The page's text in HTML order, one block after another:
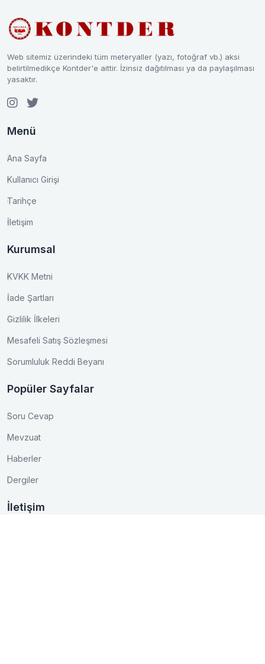
Web sitemiz üzerindeki tüm meteryaller (yazı, fotoğraf vb.) aksi
belirtilmedikçe Kontder'e aittir. İzinsiz dağıtılması ya da paylaşılması
yasaktır.
Menü
Ana Sayfa
Kullanıcı Girişi
Tarihçe
İletişim
Kurumsal
KVKK Metni
İade Şartları
Gizlilik İlkeleri
Mesafeli Satış Sözleşmesi
Sorumluluk Reddi Beyanı
Popüler Sayfalar
Soru Cevap
Mevzuat
Haberler
Dergiler
İletişim